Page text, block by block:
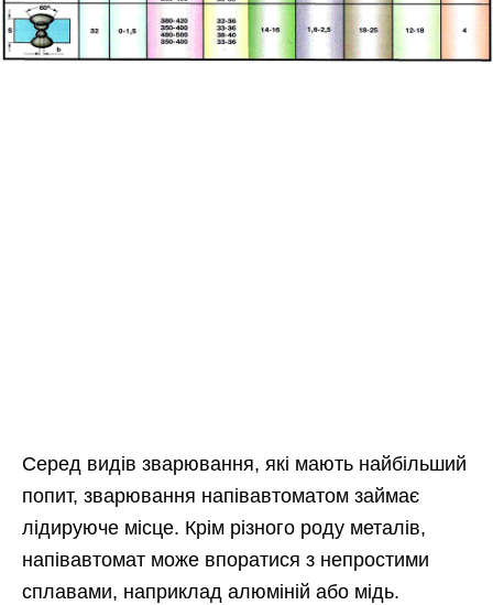
Серед видів зварювання, які мають найбільший
попит, зварювання напівавтоматом займає
лідируюче місце. Крім різного роду металів,
напівавтомат може впоратися з непростими
сплавами, наприклад алюміній або мідь.